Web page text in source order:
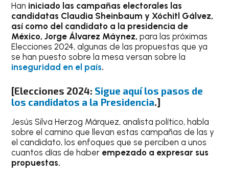
Han iniciado las campañas electorales las
candidatas Claudia Sheinbaum y Xóchitl Gálvez,
así como del candidato a la presidencia de
México, Jorge Álvarez Máynez, para las próximas
Elecciones 2024, algunas de las propuestas que ya
se han puesto sobre la mesa versan sobre la
inseguridad en el país.
[Elecciones 2024: Sigue aquí los pasos de
los candidatos a la Presidencia.]
Jesús Silva Herzog Márquez, analista político, habla
sobre el camino que llevan estas campañas de las y
el candidato, los enfoques que se perciben a unos
cuantos días de haber empezado a expresar sus
propuestas.